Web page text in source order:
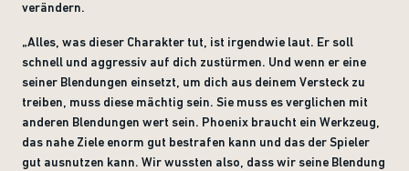
verändern.
„Alles, was dieser Charakter tut, ist irgendwie laut. Er soll
schnell und aggressiv auf dich zustürmen. Und wenn er eine
seiner Blendungen einsetzt, um dich aus deinem Versteck zu
treiben, muss diese mächtig sein. Sie muss es verglichen mit
anderen Blendungen wert sein. Phoenix braucht ein Werkzeug,
das nahe Ziele enorm gut bestrafen kann und das der Spieler
gut ausnutzen kann. Wir wussten also, dass wir seine Blendung